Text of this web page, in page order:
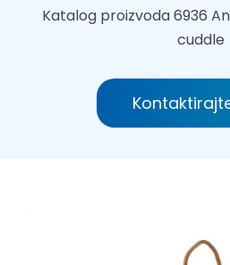
Katalog proizvoda6936
cuddle